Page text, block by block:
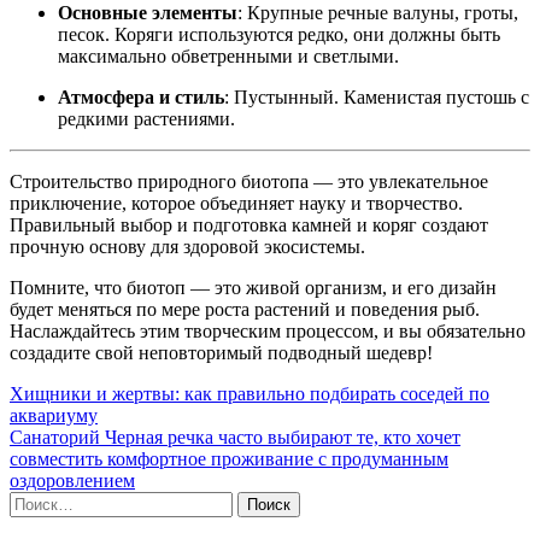
Основные элементы: Крупные речные валуны, гроты,
песок. Коряги используются редко, они должны быть
максимально обветренными и светлыми.
Атмосфера и стиль: Пустынный. Каменистая пустошь с
редкими растениями.
Строительство природного биотопа — это увлекательное
приключение, которое объединяет науку и творчество.
Правильный выбор и подготовка камней и коряг создают
прочную основу для здоровой экосистемы.
Помните, что биотоп — это живой организм, и его дизайн
будет меняться по мере роста растений и поведения рыб.
Наслаждайтесь этим творческим процессом, и вы обязательно
создадите свой неповторимый подводный шедевр!
Навигация
по
записям
Хищники и жертвы: как правильно подбирать соседей по
аквариуму
Санаторий Черная речка часто выбирают те, кто хочет
совместить комфортное проживание с продуманным
оздоровлением
Найти: